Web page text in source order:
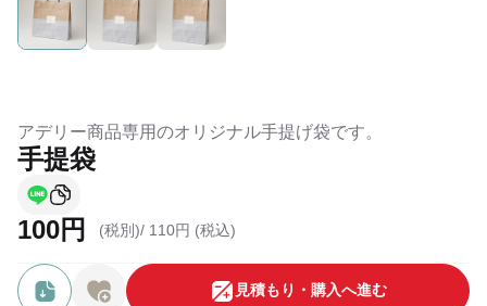
アデリー商品専用のオリジナル手提げ袋です。
手提袋
100円 (税別)/ 110円 (税込)
⾒積もり・購⼊へ進む